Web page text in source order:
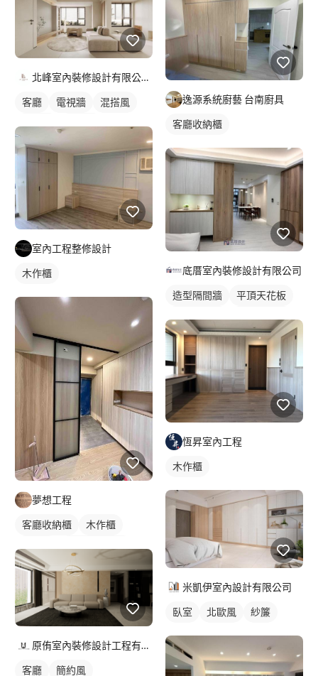
北峰室內裝修設計有限公司 LI&LI design
客廳 電視牆
混搭風
室內工程整修設計
木作櫃
夢想工程
客廳收納櫃
木作櫃
原侑室內裝修設計工程有限公司
客廳 簡約風
逸源系統廚藝 台南廚具
客廳收納櫃
底厝室內裝修設計有限公司
造型隔間牆
平頂天花板
玄關
餐廳
日式風
吊燈
玄關櫃
間接照明
全室照明設計
客廳燈光設計
恆昇室內工程
木作櫃
米凱伊室內設計有限公司
臥室 北歐風 紗簾